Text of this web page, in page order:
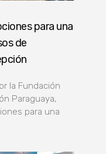
para una
de
la Fundación
Paraguaya,
para una